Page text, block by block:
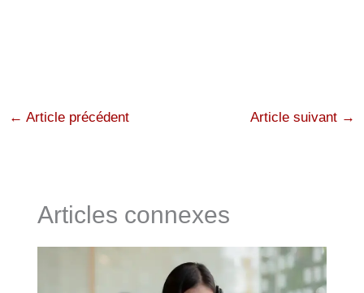
← Article précédent Article suivant →
Articles connexes